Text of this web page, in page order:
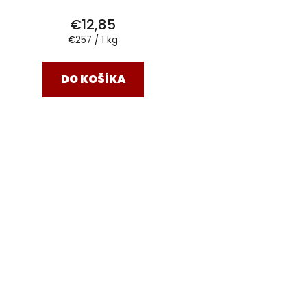
€12,85
Jednotková
€257 / 1 kg
DO KOŠÍKA